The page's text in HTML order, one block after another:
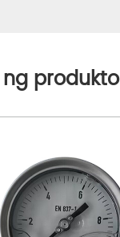
produkto